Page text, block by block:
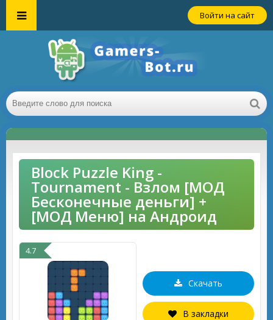
Войти на сайт
Block Puzzle King -
Tournament - Взлом [МОД
Бесконечные деньги] +
[МОД Меню] на Андроид
4.7
Скачать
В закладки